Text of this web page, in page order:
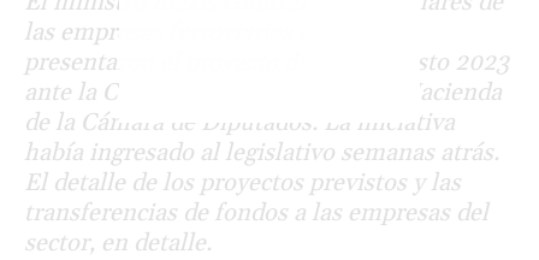
las empresas ferroviarias estatales
presentaron el proyecto de Presupuesto 2023
ante la Comisión de Presupuesto y Hacienda
de la Cámara de Diputados. La iniciativa
había ingresado al legislativo semanas atrás.
El detalle de los proyectos previstos y las
transferencias de fondos a las empresas del
sector, en detalle.